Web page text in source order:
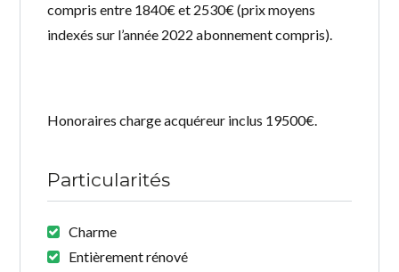
compris entre 1840€ et 2530€ (prix moyens
indexés sur l’année 2022 abonnement compris).
Honoraires charge acquéreur inclus 19500€.
Particularités
Charme
Entièrement rénové